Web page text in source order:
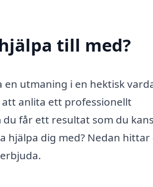
till med?
utmaning i en hektisk
att anlita ett professionellt
får ett resultat som du
hjälpa dig med? Nedan hittar